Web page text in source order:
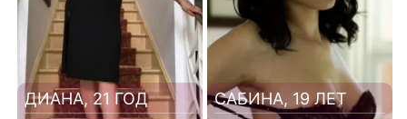
ДИАНА, 21 ГОД САБИНА, 19 ЛЕТ